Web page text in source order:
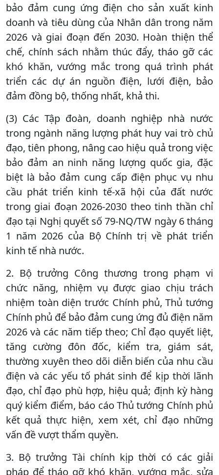
bảo đảm cung ứng điện cho sản xuất kinh
doanh và tiêu dùng của Nhân dân trong năm
2026 và giai đoạn đến 2030. Hoàn thiện thể
chế, chính sách nhằm thúc đẩy, tháo gỡ các
khó khăn, vướng mắc trong quá trình phát
triển các dự án nguồn điện, lưới điện, bảo
đảm đồng bộ, thống nhất, khả thi.
(3) Các Tập đoàn, doanh nghiệp nhà nước
trong ngành năng lượng phát huy vai trò chủ
đạo, tiên phong, nâng cao hiệu quả trong việc
bảo đảm an ninh năng lượng quốc gia, đặc
biệt là bảo đảm cung cấp điện phục vụ nhu
cầu phát triển kinh tế-xã hội của đất nước
trong giai đoạn 2026-2030 theo tinh thần chỉ
đạo tại Nghị quyết số 79-NQ/TW ngày 6 tháng
1 năm 2026 của Bộ Chính trị về phát triển
kinh tế nhà nước.
2. Bộ trưởng Công thương trong phạm vi
chức năng, nhiệm vụ được giao chịu trách
nhiệm toàn diện trước Chính phủ, Thủ tướng
Chính phủ để bảo đảm cung ứng đủ điện năm
2026 và các năm tiếp theo; Chỉ đạo quyết liệt,
tăng cường đôn đốc, kiểm tra, giám sát,
thường xuyên theo dõi diễn biến của nhu cầu
điện và các yếu tố phát sinh để kịp thời lãnh
đạo, chỉ đạo phù hợp, hiệu quả; định kỳ hàng
quý kiểm điểm, báo cáo Thủ tướng Chính phủ
kết quả thực hiện, xem xét, chỉ đạo những
vấn đề vượt thẩm quyền.
3. Bộ trưởng Tài chính kịp thời có các giải
pháp để tháo gỡ khó khăn, vướng mắc, sửa